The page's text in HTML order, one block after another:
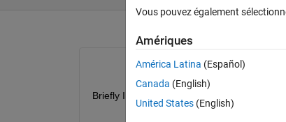
Briefly I want to execute
Vous pouvez également
Amériques
América Latina (Español)
Canada (English)
United States (English)